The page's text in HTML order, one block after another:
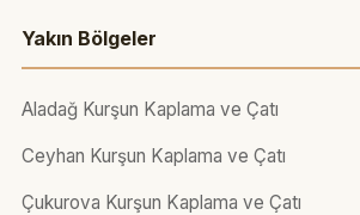
Yakın Bölgeler
Aladağ Kurşun Kaplama ve Çatı
Ceyhan Kurşun Kaplama ve Çatı
Çukurova Kurşun Kaplama ve Çatı